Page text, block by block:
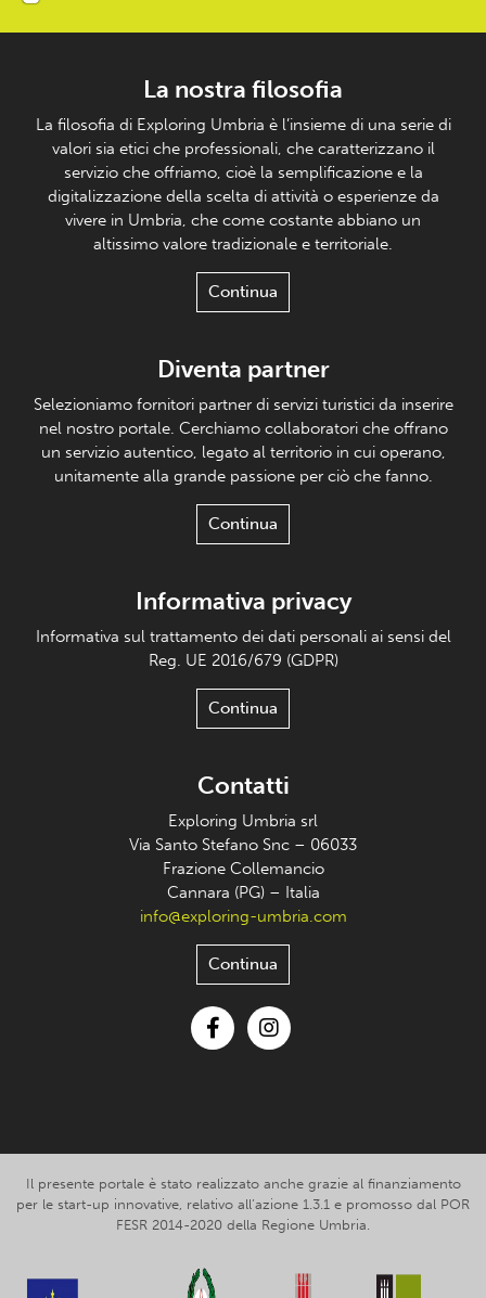
La nostra filosofia
La filosofia di Exploring Umbria è l’insieme di una serie di
valori sia etici che professionali, che caratterizzano il
servizio che offriamo, cioè la semplificazione e la
digitalizzazione della scelta di attività o esperienze da
vivere in Umbria, che come costante abbiano un
altissimo valore tradizionale e territoriale.
Continua
Diventa partner
Selezioniamo fornitori partner di servizi turistici da inserire
nel nostro portale. Cerchiamo collaboratori che offrano
un servizio autentico, legato al territorio in cui operano,
unitamente alla grande passione per ciò che fanno.
Continua
Informativa privacy
Informativa sul trattamento dei dati personali ai sensi del
Reg. UE 2016/679 (GDPR)
Continua
Contatti
Exploring Umbria srl
Via Santo Stefano Snc – 06033
Frazione Collemancio
Cannara (PG) – Italia
info@exploring-umbria.com
Continua
Il presente portale è stato realizzato anche grazie al finanziamento
per le start-up innovative, relativo all’azione 1.3.1 e promosso dal POR
FESR 2014-2020 della Regione Umbria.